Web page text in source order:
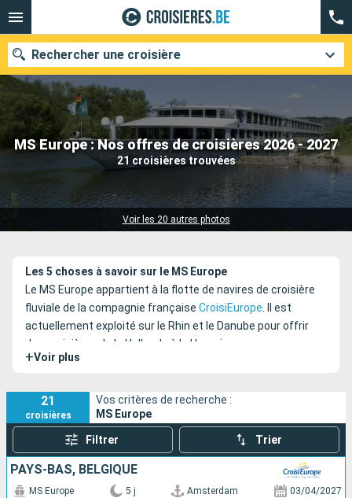
MS Europe : Nos offres de croisières 2026 - 2027
21 croisières trouvées
Voir les 20 autres photos
Rechercher une croisière
Nos destinations
Mois de départ
Compagnies
Les 5 choses à savoir sur le MS Europe
Le MS Europe appartient à la flotte de navires de croisière
fluviale de la compagnie française CroisiEurope. Il est
actuellement exploité sur le Rhin et le Danube pour offrir
des croisières de la Hollande à la Hongrie.
+Voir plus
21
croisières
Vos critères de recherche :
MS Europe
Filtrer Trier
PAYS-BAS, BELGIQUE
MS Europe 5 j Amsterdam 03/04/2027